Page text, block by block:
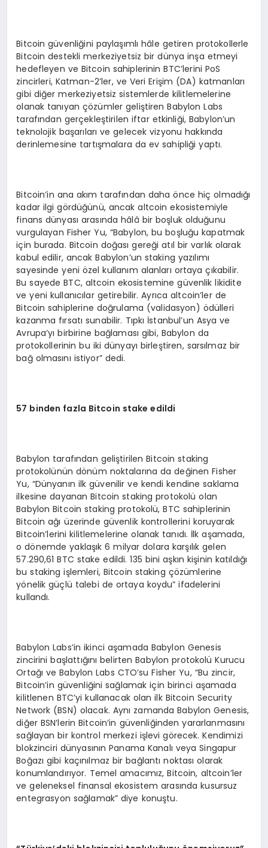
Bitcoin güvenliğini paylaşımlı hâle getiren protokollerle
Bitcoin destekli merkeziyetsiz bir dünya inşa etmeyi
hedefleyen ve Bitcoin sahiplerinin BTC’lerini PoS
zincirleri, Katman-2’ler, ve Veri Erişim (DA) katmanları
gibi diğer merkeziyetsiz sistemlerde kilitlemelerine
olanak tanıyan çözümler geliştiren Babylon Labs
tarafından gerçekleştirilen iftar etkinliği, Babylon’un
teknolojik başarıları ve gelecek vizyonu hakkında
derinlemesine tartışmalara da ev sahipliği yaptı.
Bitcoin’in ana akım tarafından daha önce hiç olmadığı
kadar ilgi gördüğünü, ancak altcoin ekosistemiyle
finans dünyası arasında hâlâ bir boşluk olduğunu
vurgulayan Fisher Yu, “Babylon, bu boşluğu kapatmak
için burada. Bitcoin doğası gereği atıl bir varlık olarak
kabul edilir, ancak Babylon’un staking yazılımı
sayesinde yeni özel kullanım alanları ortaya çıkabilir.
Bu sayede BTC, altcoin ekosistemine güvenlik likidite
ve yeni kullanıcılar getirebilir. Ayrıca altcoin’ler de
Bitcoin sahiplerine doğrulama (validasyon) ödülleri
kazanma fırsatı sunabilir. Tıpkı İstanbul’un Asya ve
Avrupa’yı birbirine bağlaması gibi, Babylon da
protokollerinin bu iki dünyayı birleştiren, sarsılmaz bir
bağ olmasını istiyor” dedi.
57 binden fazla Bitcoin stake edildi
Babylon tarafından geliştirilen Bitcoin staking
protokolünün dönüm noktalarına da değinen Fisher
Yu, “Dünyanın ilk güvenilir ve kendi kendine saklama
ilkesine dayanan Bitcoin staking protokolü olan
Babylon Bitcoin staking protokolü, BTC sahiplerinin
Bitcoin ağı üzerinde güvenlik kontrollerini koruyarak
Bitcoin’lerini kilitlemelerine olanak tanıdı. İlk aşamada,
o dönemde yaklaşık 6 milyar dolara karşılık gelen
57.290,61 BTC stake edildi. 135 bini aşkın kişinin katıldığı
bu staking işlemleri, Bitcoin staking çözümlerine
yönelik güçlü talebi de ortaya koydu” ifadelerini
kullandı.
Babylon Labs’in ikinci aşamada Babylon Genesis
zincirini başlattığını belirten Babylon protokolü Kurucu
Ortağı ve Babylon Labs CTO’su Fisher Yu, “Bu zincir,
Bitcoin’in güvenliğini sağlamak için birinci aşamada
kilitlenen BTC’yi kullanacak olan ilk Bitcoin Security
Network (BSN) olacak. Aynı zamanda Babylon Genesis,
diğer BSN’lerin Bitcoin’in güvenliğinden yararlanmasını
sağlayan bir kontrol merkezi işlevi görecek. Kendimizi
blokzinciri dünyasının Panama Kanalı veya Singapur
Boğazı gibi kaçınılmaz bir bağlantı noktası olarak
konumlandırıyor. Temel amacımız, Bitcoin, altcoin’ler
ve geleneksel finansal ekosistem arasında kusursuz
entegrasyon sağlamak” diye konuştu.